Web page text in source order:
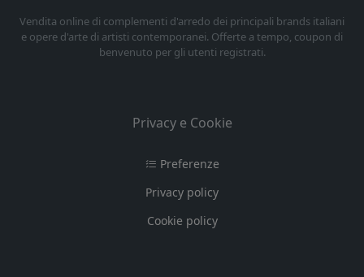
Vendita online di complementi d'arredo dei principali brands italiani
e opere d'arte di artisti contemporanei. Offerte a tempo, coupon di
benvenuto per gli utenti registrati.
Privacy e Cookie
Preferenze
Privacy policy
Cookie policy